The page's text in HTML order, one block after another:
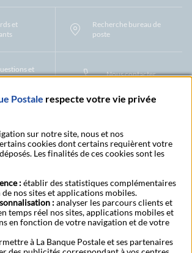
et
Recherche bureau de
poste
et
Nous contacter
à Caractère PersonnelFiliales et partenaires
des cookiesActualiser vos informations
réclamationCoordonnées Centres Financiers
points de vigilance Actualités réglementaires CGU
navigateur et systèmes d'exploitation
de votre navigateurLexique Aide et accessibilité
– Partiellement conforme Espace candidature
de Financement et d'Investissement
des dépôts et de résolutionRésilierRétractation
Postale respecte votre vie privée
sur notre site, nous et nos
cookies dont certains requièrent votre
Les finalités de ces cookies sont les
:établir des statistiques complémentaires
nos sites et applications mobiles.
:analyser les parcours clients et
temps réel nos sites, applications mobiles et
en fonction de votre navigation et de votre
à La Banque Postale et ses partenaires